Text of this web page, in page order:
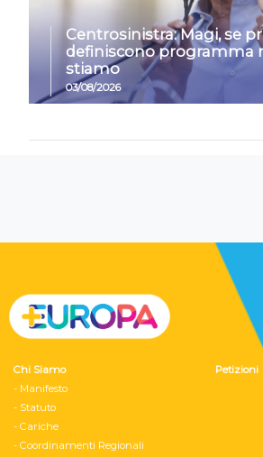
Centrosinistra: Magi, se
definiscono programma
stiamo
03/08/2026
Chi Siamo
- Manifesto
- Statuto
- Cariche
- Coordinamenti Regionali
Petizioni